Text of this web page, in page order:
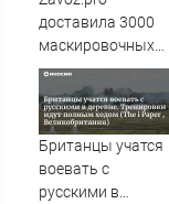
доставила 3000
маскировочных
плащей «Морок»
для СВО
Британцы учатся
воевать с
русскими в